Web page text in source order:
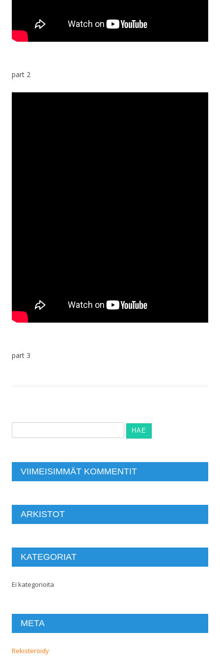
part 2
part 3
VIIMEISIMMÄT KOMMENTIT
ARKISTOT
KATEGORIAT
Ei kategorioita
META
Rekisteröidy